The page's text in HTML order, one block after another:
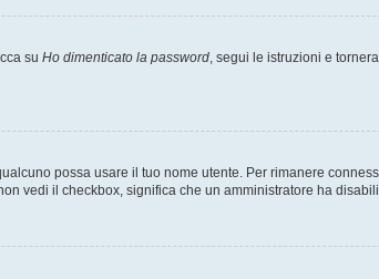
su Ho dimenticato la password, segui le istruzioni e
possa usare il tuo nome utente. Per rimanere
vedi il checkbox, significa che un amministratore ha